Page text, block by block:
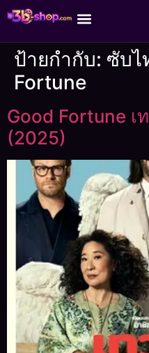
ป้ายกำกับ: ซับไ
Fortune
Good Fortune เ
(2025)